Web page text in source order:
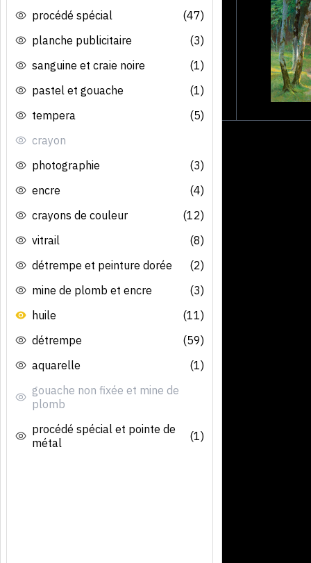
procédé spécial
(47)
planche publicitaire
(3)
sanguine et craie noire
(1)
pastel et gouache
(1)
tempera
(5)
crayon
photographie
(3)
encre
(4)
crayons de couleur
(12)
vitrail
(8)
détrempe et peinture dorée
(2)
mine de plomb et encre
(3)
huile
(11)
détrempe
(59)
aquarelle
(1)
gouache non fixée et mine de
plomb
procédé spécial et pointe de
métal
(1)